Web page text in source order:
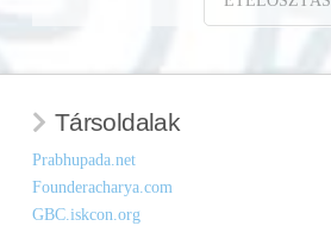
Társoldalak
Prabhupada.net
Founderacharya.com
GBC.iskcon.org